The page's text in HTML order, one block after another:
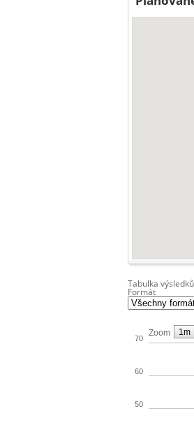
Tabulka výsledků
Formát
Zoom
50
60
70
1m